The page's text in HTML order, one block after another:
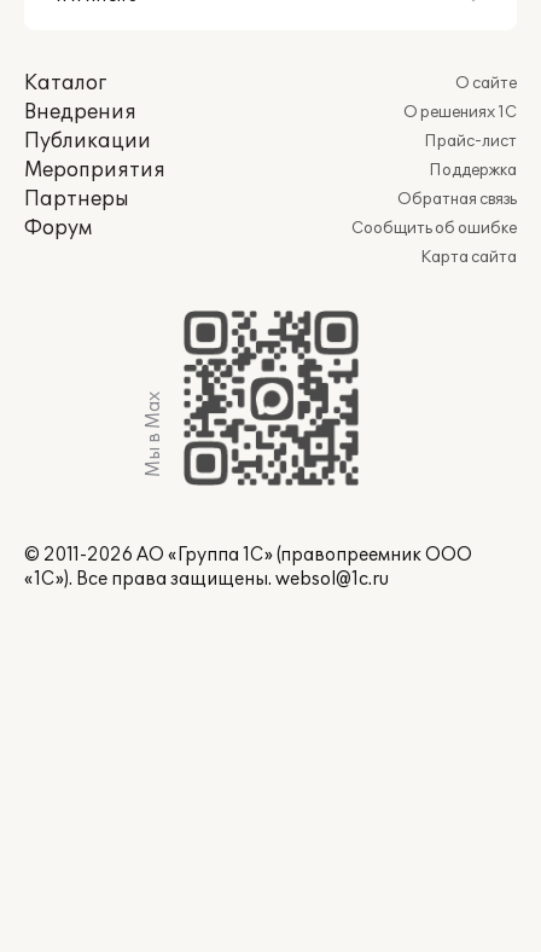
Каталог
Внедрения
Публикации
Мероприятия
Партнеры
Форум
О сайте
О решениях 1С
Прайс-лист
Поддержка
Обратная связь
Сообщить об ошибке
Карта сайта
Мы в Max
© 2011-2026 АО «Группа 1С» (правопреемник ООО
«1С»). Все права защищены. websol@1c.ru